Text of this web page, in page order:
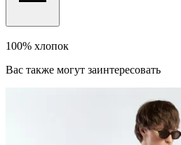
100% хлопок
Вас также могут заинтересовать